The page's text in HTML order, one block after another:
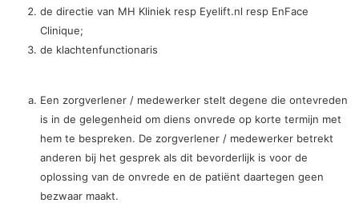
de directie van MH Kliniek resp Eyelift.nl resp EnFace
Clinique;
de klachtenfunctionaris
Een zorgverlener / medewerker stelt degene die ontevreden
is in de gelegenheid om diens onvrede op korte termijn met
hem te bespreken. De zorgverlener / medewerker betrekt
anderen bij het gesprek als dit bevorderlijk is voor de
oplossing van de onvrede en de patiënt daartegen geen
bezwaar maakt.